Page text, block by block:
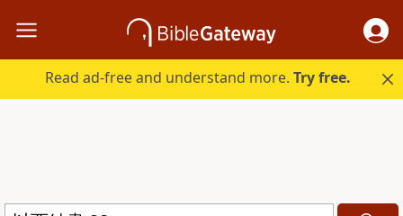
Read ad-free and understand more.Try free.